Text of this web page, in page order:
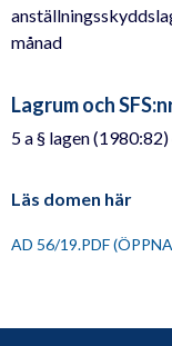
månad
Lagrum och
5 a § lagen
Läs domen här
AD 56/19.PDF